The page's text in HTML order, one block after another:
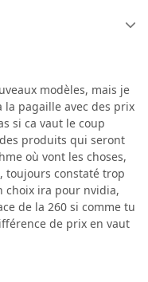
modèles, mais je
la pagaille avec des prix
si ca vaut le coup
produits qui seront
où vont les choses,
toujours constaté trop
choix ira pour nvidia,
de la 260 si comme tu
de prix en vaut